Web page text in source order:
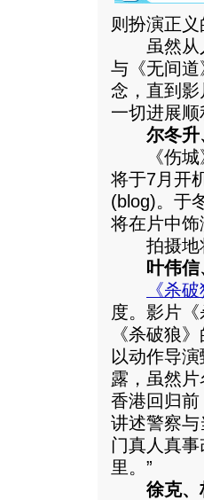
则扮演正义
虽然从人
与《无间
念，直到
一切进展
尔冬升、
《伤城》
将于7月开
(blog)。于
将在片中饰
拍摄地将
叶伟信
《杀破
度。影片
《杀破狼
以动作导
露，虽然
香港回归
讲述警察
门真人真
里。”
徐克、林